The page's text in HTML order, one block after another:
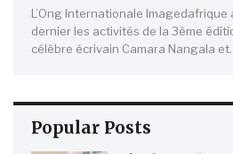
L’Ong Internationale
dernier les activités de la 3ème
célèbre écrivain Camara Nangala et…
Popular Posts